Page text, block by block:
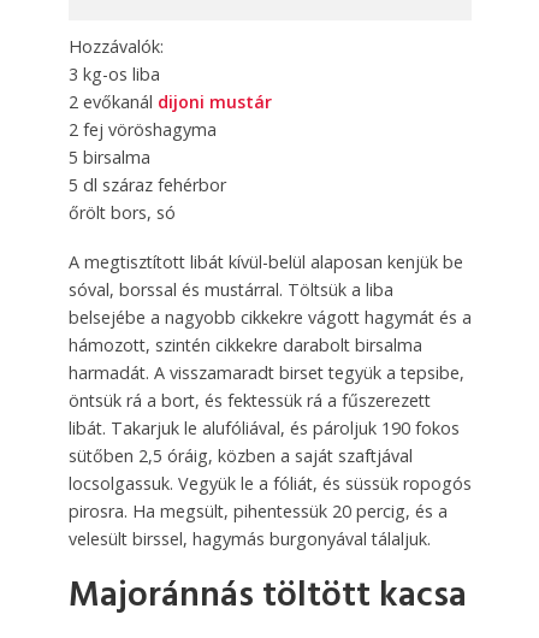
Hozzávalók:
3 kg-os liba
2 evőkanál dijoni mustár
2 fej vöröshagyma
5 birsalma
5 dl száraz fehérbor
őrölt bors, só
A megtisztított libát kívül-belül alaposan kenjük be
sóval, borssal és mustárral. Töltsük a liba
belsejébe a nagyobb cik­kek­re vágott hagymát és a
hámozott, szintén cikkekre darabolt birsalma
harmadát. A visszamaradt birset tegyük a tepsibe,
öntsük rá a bort, és fektessük rá a fűsze­rezett
libát. Takarjuk le alufóliával, és pá­roljuk 190 fokos
sütőben 2,5 óráig, közben a saját szaftjával
locsolgassuk. Vegyük le a fóliát, és süssük ropo­gós
pirosra. Ha megsült, pi­hen­tessük 20 percig, és a
velesült birssel, hagymás burgonyával tálaljuk.
Majoránnás töltött kacsa